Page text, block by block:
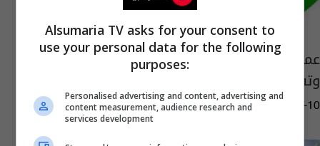
عمليات بغداد ترفع كتلا كونكريتية في الصليخ
وتفتح تقاطع القاسم مع القناة
03:21 | 2018-12-10
Alsumaria TV asks for your consent to
use your personal data for the following
purposes:
Personalised advertising and content, advertising and
content measurement, audience research and
services development